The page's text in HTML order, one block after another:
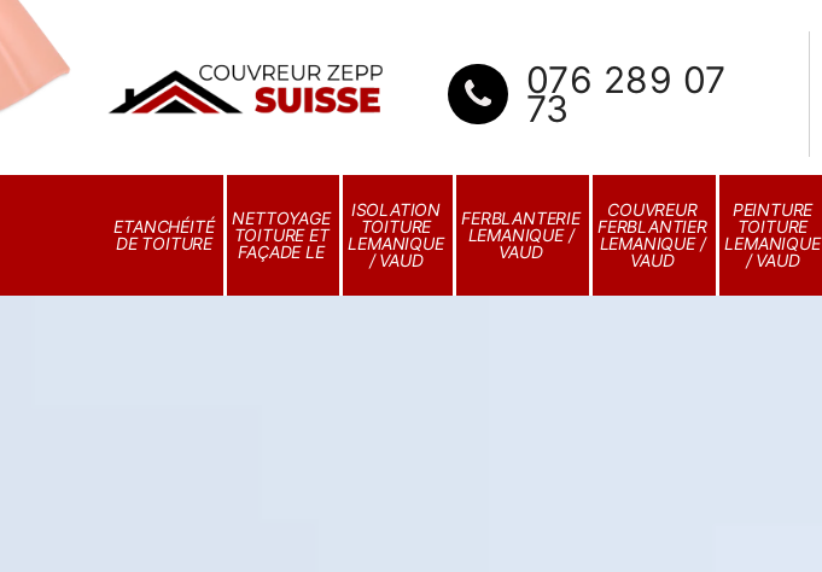
076 289 07
73
ETANCHÉITÉ
DE TOITURE
NETTOYAGE
TOITURE ET
FAÇADE LE
ISOLATION
TOITURE
LEMANIQUE
/ VAUD
FERBLANTERIE
LEMANIQUE /
VAUD
COUVREUR
FERBLANTIER
LEMANIQUE /
VAUD
PEINTURE
TOITURE
LEMANIQUE
/ VAUD